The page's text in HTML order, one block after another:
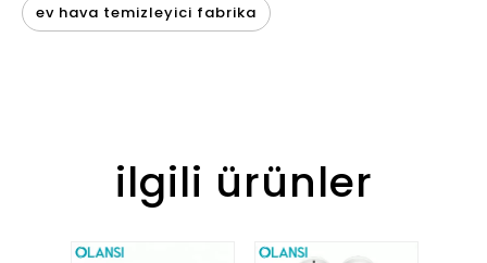
ev hava temizleyici fabrika
ilgili ürünler